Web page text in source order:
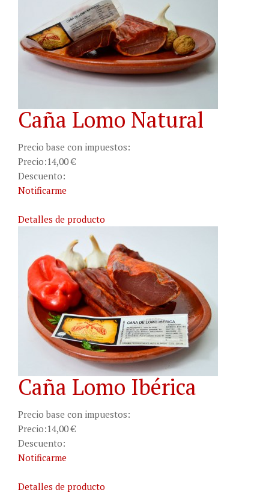
Caña Lomo Natural
Precio base con impuestos:
Precio:14,00 €
Descuento:
Notificarme
Detalles de producto
Caña Lomo Ibérica
Precio base con impuestos:
Precio:14,00 €
Descuento:
Notificarme
Detalles de producto